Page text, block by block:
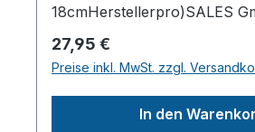
18cmHerstellerpro)SALES
Porsche-Str. 16, 63500
Regulärer Preis:
27,95 €
Preise inkl. MwSt. zzgl.
In den